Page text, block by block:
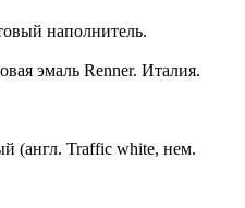
наполнитель.
эмаль Renner. Италия.
(англ. Traffic white, нем.